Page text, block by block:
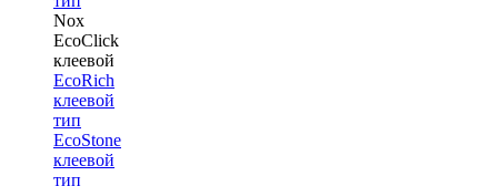
Nox
EcoClick
клеевой
EcoRich
клеевой
тип
EcoStone
клеевой
тип